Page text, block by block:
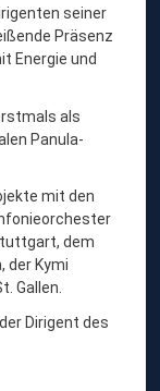
seiner
Präsenz
Energie und
als
Panula-
mit den
dem
der Kymi
Gallen.
Dirigent des